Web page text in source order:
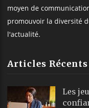
moyen de
promouvoir la diversité
l'actualité.
Articles Récents
Les